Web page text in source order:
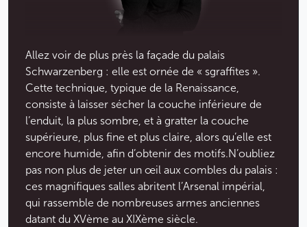
réalisme et à la puissance des modelés du second.
Une superbe (re)découverte...
Moins
Allez voir de plus près la façade du palais
Schwarzenberg : elle est ornée de « sgraffites ».
Cette technique, typique de la Renaissance,
consiste à laisser sécher la couche inférieure de
l’enduit, la plus sombre, et à gratter la couche
supérieure, plus fine et plus claire, alors qu’elle est
encore humide, afin d’obtenir des motifs.N’oubliez
pas non plus de jeter un œil aux combles du palais :
ces magnifiques salles abritent l’Arsenal impérial,
qui rassemble de nombreuses armes anciennes
datant du XVème au XIXème siècle.